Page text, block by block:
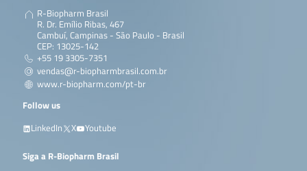
R-Biopharm Brasil
R. Dr. Emílio Ribas, 467
Cambuí, Campinas - São Paulo - Brasil
CEP: 13025-142
+55 19 3305-7351
vendas@r-biopharmbrasil.com.br
www.r-biopharm.com/pt-br
Follow us
LinkedIn
X Youtube
Siga a R-Biopharm Brasil